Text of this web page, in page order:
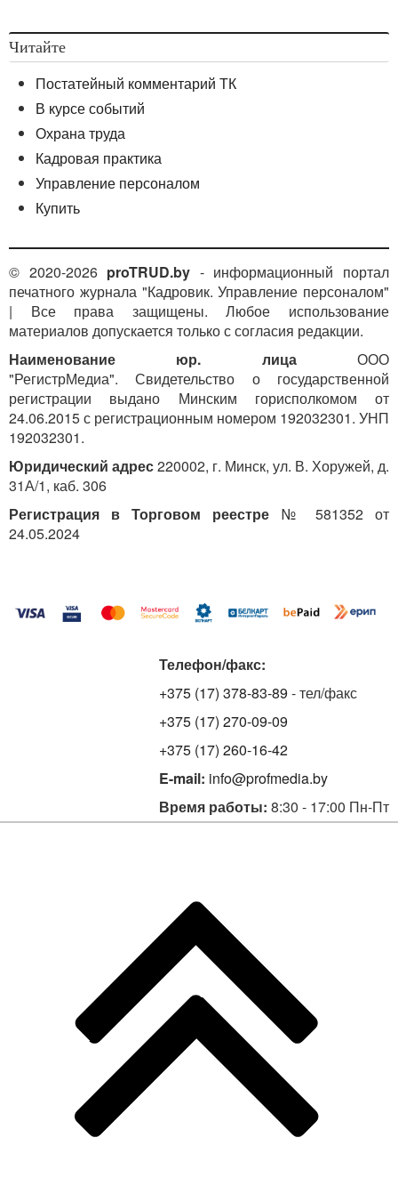
Читайте
Постатейный комментарий ТК
В курсе событий
Охрана труда
Кадровая практика
Управление персоналом
Купить
© 2020-2026 proTRUD.by - информационный портал
печатного журнала "Кадровик. Управление персоналом"
| Все права защищены. Любое использование
материалов допускается только с согласия редакции.
Наименование юр. лицаООО
"РегистрМедиа". Свидетельство о государственной
регистрации выдано Минским горисполкомом от
24.06.2015 с регистрационным номером 192032301. УНП
192032301.
Юридический адрес220002, г. Минск, ул. В. Хоружей, д.
31А/1, каб. 306
Регистрация в Торговом реестре № 581352 от
24.05.2024
Телефон/факс:
+375 (17) 378-83-89 - тел/факс
+375 (17) 270-09-09
+375 (17) 260-16-42
E-mail: info@profmedia.by
Время работы: 8:30 - 17:00 Пн-Пт